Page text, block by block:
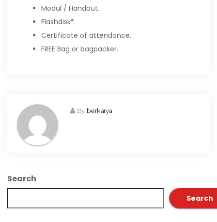
Modul / Handout.
Flashdisk*.
Certificate of attendance.
FREE Bag or bagpacker.
By berkarya
Search
Search